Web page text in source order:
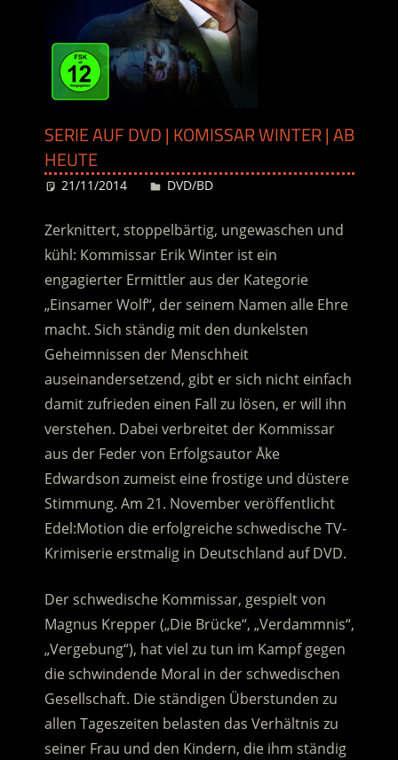
SERIE AUF DVD | KOMISSAR WINTER | AB
HEUTE
21/11/2014 Desiree
DVD/BD
Zerknittert, stoppelbärtig, ungewaschen und
kühl: Kommissar Erik Winter ist ein
engagierter Ermittler aus der Kategorie
„Einsamer Wolf“, der seinem Namen alle Ehre
macht. Sich ständig mit den dunkelsten
Geheimnissen der Menschheit
auseinandersetzend, gibt er sich nicht einfach
damit zufrieden einen Fall zu lösen, er will ihn
verstehen. Dabei verbreitet der Kommissar
aus der Feder von Erfolgsautor Åke
Edwardson zumeist eine frostige und düstere
Stimmung. Am 21. November veröffentlicht
Edel:Motion die erfolgreiche schwedische TV-
Krimiserie erstmalig in Deutschland auf DVD.
Der schwedische Kommissar, gespielt von
Magnus Krepper („Die Brücke“, „Verdammnis“,
„Vergebung“), hat viel zu tun im Kampf gegen
die schwindende Moral in der schwedischen
Gesellschaft. Die ständigen Überstunden zu
allen Tageszeiten belasten das Verhältnis zu
seiner Frau und den Kindern, die ihm ständig